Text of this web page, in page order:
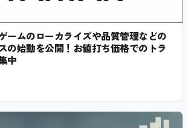
ームのローカライズや品質管理などの
の始動を公開！お値打ち価格でのトラ
中